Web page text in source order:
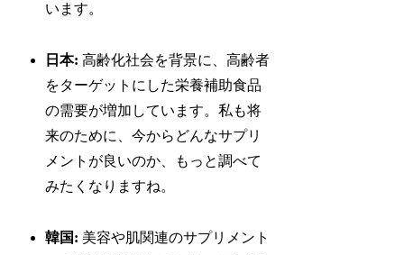
います。
日本: 高齢化社会を背景に、高齢者
をターゲットにした栄養補助食品
の需要が増加しています。私も将
来のために、今からどんなサプリ
メントが良いのか、もっと調べて
みたくなりますね。
韓国: 美容や肌関連のサプリメント